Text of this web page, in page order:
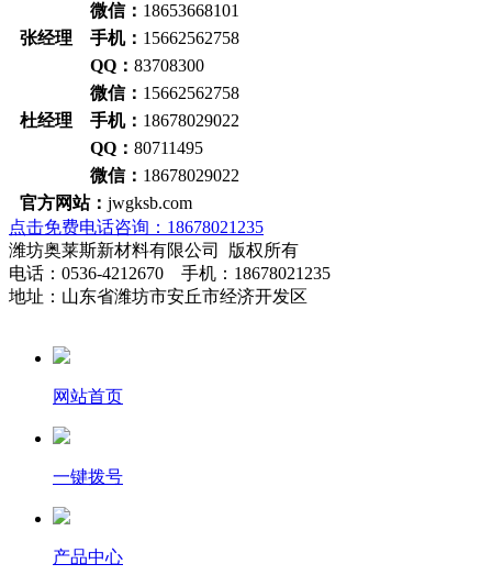
微信： 18653668101
张经理 手机： 15662562758
QQ： 83708300
微信： 15662562758
杜经理 手机： 18678029022
QQ： 80711495
微信： 18678029022
官方网站： jwgksb.com
点击免费电话咨询：18678021235
潍坊奥莱斯新材料有限公司 版权所有
电话：0536-4212670 手机：18678021235
地址：山东省潍坊市安丘市经济开发区
网站首页
一键拨号
产品中心